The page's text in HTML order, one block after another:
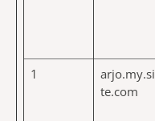
1
arjo.my.si
te.com